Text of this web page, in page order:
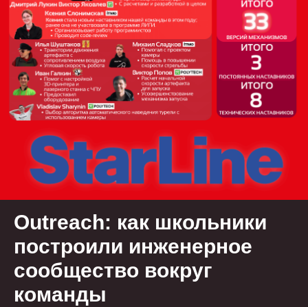
Outreach: как школьники
построили инженерное
сообщество вокруг
команды